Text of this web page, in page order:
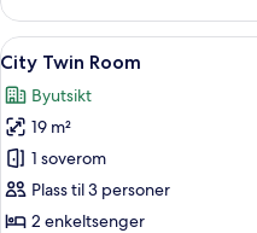
Room
Åpne
alle
bildene
av
City
Twin
Room
4
City Twin Room
Byutsikt
19 m²
1 soverom
Plass til 3 personer
2 enkeltsenger